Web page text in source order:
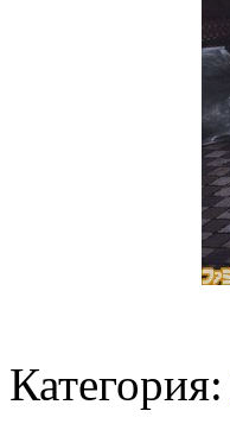
Категория: